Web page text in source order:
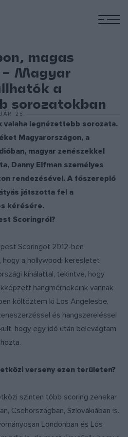
magas
– Magyar
a
sorozatokban
25.
valaha legnézettebb sorozata.
Magyarországon, a
magyar zenészekkel
Danny Elfman személyes
rendezésével. A főszereplő
játszotta fel a
kérésére.
Scoringról?
Scoringot 2012-ben
hogy a hollywoodi keresletet
kínálattal, tekintve, hogy
hangmérnökeink vannak
költöztem ki Los Angelesbe,
és hangszereléssel
hogy egy idő után belevágtam
verseny ezen területen?
szinten több scoring zenekar
Csehországban, Szlovákiában is.
Londonban és Los